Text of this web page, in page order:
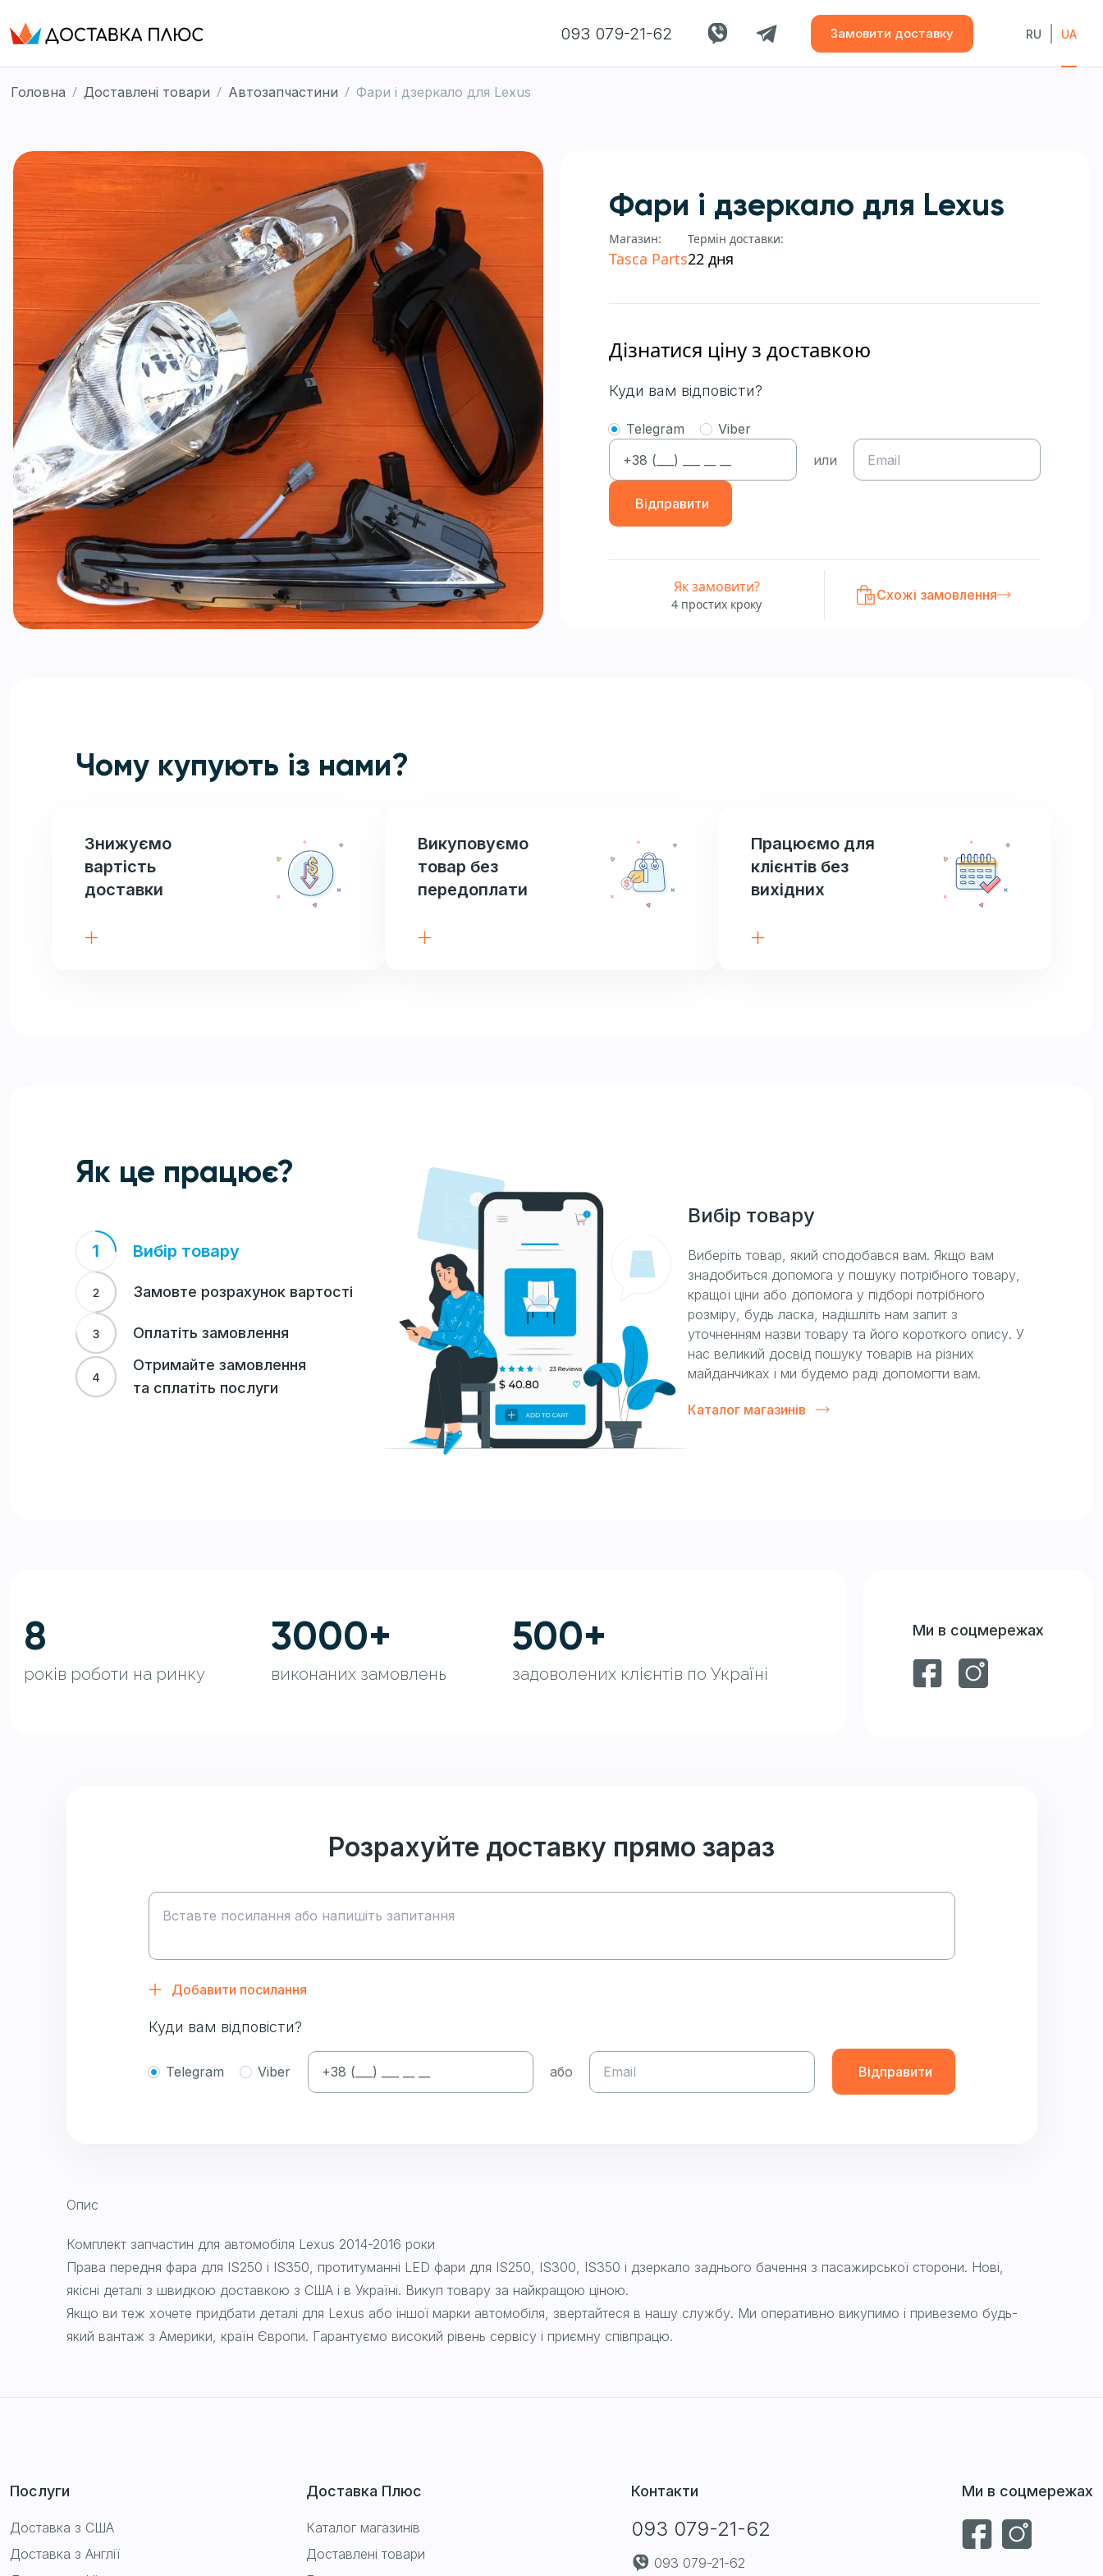
093 079-21-62 Замовити доставку RU UA
Головна / Доставлені товари / Автозапчастини / Фари і дзеркало для Lexus
Фари і дзеркало для Lexus
Магазин:
Tasca Parts
Термін доставки:
22 дня
Дізнатися ціну з доставкою
Куди вам відповісти?
Telegram
Viber
или
Відправити
Як замовити?
4 простих кроку
Схожі замовлення
Чому купують із нами?
Знижуємо
вартість
доставки
Викуповуємо
товар без
передоплати
Працюємо для
клієнтів без
вихідних
Як це працює?
Вибір товару
Замовте розрахунок вартості
Оплатіть замовлення
Отримайте замовлення
та сплатіть послуги
Вибір товару
Виберіть товар, який сподобався вам. Якщо вам
знадобиться допомога у пошуку потрібного товару,
кращої ціни або допомога у підборі потрібного
розміру, будь ласка, надішліть нам запит з
уточненням назви товару та його короткого опису. У
нас великий досвід пошуку товарів на різних
майданчиках і ми будемо раді допомогти вам.
Каталог магазинів
8
років роботи на ринку
3000+
виконаних замовлень
500+
задоволених клієнтів по Україні
Ми в соцмережах
Розрахуйте доставку прямо зараз
Добавити посилання
Куди вам відповісти?
Telegram Viber або Відправити
Опис
Комплект запчастин для автомобіля Lexus 2014-2016 роки
Права передня фара для IS250 і IS350, протитуманні LED фари для IS250, IS300, IS350 і дзеркало заднього бачення з пасажирської сторони. Нові,
якісні деталі з швидкою доставкою з США і в Україні. Викуп товару за найкращою ціною.
Якщо ви теж хочете придбати деталі для Lexus або іншої марки автомобіля, звертайтеся в нашу службу. Ми оперативно викупимо і привеземо будь-
який вантаж з Америки, країн Європи. Гарантуємо високий рівень сервісу і приємну співпрацю.
Послуги
Доставка з США
Доставка з Англії
Доставка Плюс
Каталог магазинів
Доставлені товари
Контакти
093 079-21-62
093 079-21-62
Ми в соцмережах